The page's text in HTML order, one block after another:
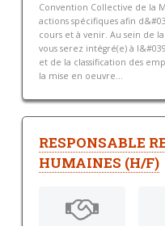
Convention Collective de la
actions spécifiques afin
cours et à venir. Au sein de
vous serez intégré(e) à
et de la classification des
la mise en oeuvre...
RESPONSABLE
HUMAINES (H/F)